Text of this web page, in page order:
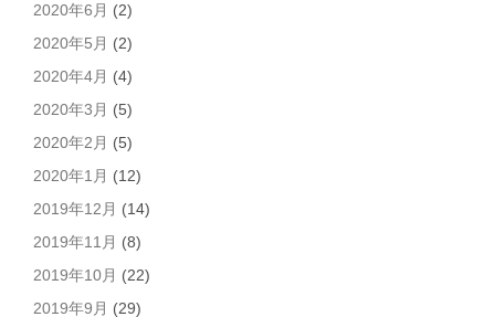
2020年6月 (2)
2020年5月 (2)
2020年4月 (4)
2020年3月 (5)
2020年2月 (5)
2020年1月 (12)
2019年12月 (14)
2019年11月 (8)
2019年10月 (22)
2019年9月 (29)